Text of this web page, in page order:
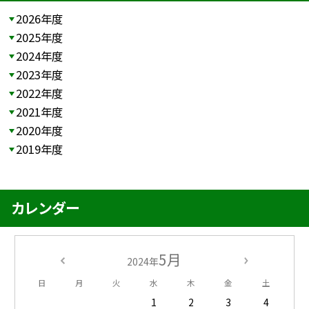
2026年度
2025年度
2024年度
2023年度
2022年度
2021年度
2020年度
2019年度
カレンダー
2024年5月
日 月 火 水 木 金 土
1 2 3 4